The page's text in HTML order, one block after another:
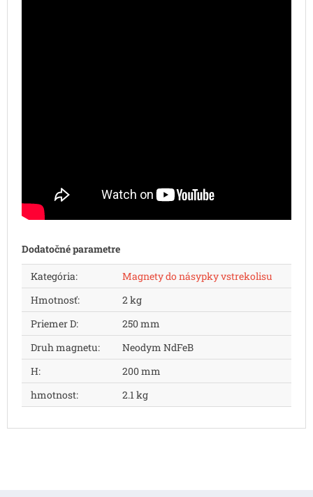
Dodatočné parametre
Kategória:
Magnety do násypky vstrekolisu
Hmotnosť:
2 kg
Priemer D:
250 mm
Druh magnetu:
Neodym NdFeB
H:
200 mm
hmotnost: 2.1 kg